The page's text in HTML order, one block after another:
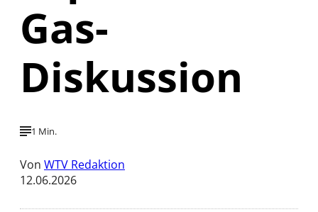
Gas-
Diskussion
1 Min.
Von WTV Redaktion
12.06.2026